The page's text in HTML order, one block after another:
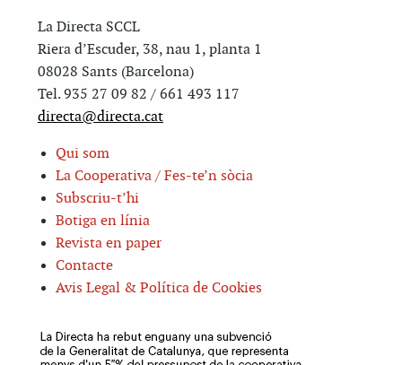
La Directa SCCL
Riera d’Escuder, 38, nau 1, planta 1
08028 Sants (Barcelona)
Tel. 935 27 09 82 / 661 493 117
directa@directa.cat
Qui som
La Cooperativa / Fes-te’n sòcia
Subscriu-t’hi
Botiga en línia
Revista en paper
Contacte
Avis Legal & Política de Cookies